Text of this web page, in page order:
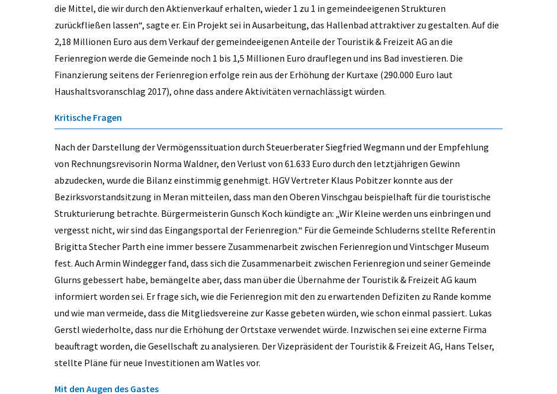
die Mittel, die wir durch den ­Aktienverkauf erhalten, wieder 1 zu 1 in gemeindeeigenen Strukturen
zurückfließen lassen“, sagte er. Ein Projekt sei in Ausarbeitung, das Hallenbad attraktiver zu gestalten. Auf die
2,18 Millionen Euro aus dem Verkauf der gemeindeeigenen Anteile der Touristik & Freizeit AG an die
Ferienregion werde die Gemeinde noch 1 bis 1,5 Millionen Euro drauflegen und ins Bad investieren. Die
Finanzierung seitens der Ferienregion erfolge rein aus der Erhöhung der Kurtaxe (290.000 Euro laut
Haushaltsvoranschlag 2017), ohne dass andere Aktivitäten vernachlässigt würden.
Kritische Fragen
Nach der Darstellung der Vermögenssituation durch Steuerberater Siegfried Wegmann und der Empfehlung
von Rechnungsrevisorin Norma Waldner, den Verlust von 61.633 Euro durch den letztjährigen Gewinn
abzudecken, wurde die Bilanz einstimmig genehmigt. HGV Vertreter Klaus Pobitzer konnte aus der
Bezirksvorstandsitzung in Meran mitteilen, dass man den Oberen Vinschgau beispielhaft für die touristische
Strukturierung betrachte. Bürgermeisterin Gunsch Koch kündigte an: „Wir Kleine werden uns einbringen und
vergesst nicht, wir sind das Eingangsportal der Ferienregion.“ Für die Gemeinde Schluderns stellte Referentin
Brigitta Stecher Parth eine immer bessere Zusammenarbeit zwischen Ferienregion und Vintschger Museum
fest. Auch Armin Windegger fand, dass sich die Zusammenarbeit zwischen Ferienregion und seiner Gemeinde
Glurns gebessert habe, bemängelte aber, dass man über die Übernahme der Touristik & Freizeit AG kaum
informiert worden sei. Er frage sich, wie die Ferienregion mit den zu erwartenden Defiziten zu Rande komme
und wie man vermeide, dass die Mitgliedsvereine zur Kasse gebeten würden, wie schon einmal passiert. Lukas
Gerstl wiederholte, dass nur die Erhöhung der Ortstaxe verwendet würde. Inzwischen sei eine externe Firma
beauftragt worden, die Gesellschaft zu analysieren. Der Vizepräsident der Touristik & Freizeit AG, Hans Telser,
stellte Pläne für neue Investitionen am Watles vor.
Mit den Augen des Gastes